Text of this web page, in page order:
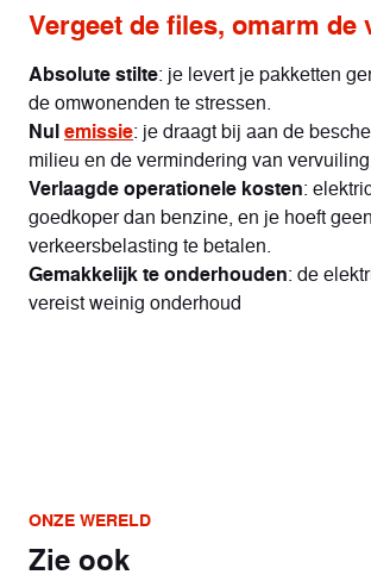
Vergeet de files, omarm de
Absolute stilte: je levert je pakketten
de omwonenden te stressen.
Nulemissie: je draagt bij aan de
milieu en de vermindering van
Verlaagde operationele kosten:
goedkoper dan benzine, en je hoeft
verkeersbelasting te betalen.
Gemakkelijk te onderhouden: de
vereist weinig onderhoud
ONZE WERELD
Zie ook